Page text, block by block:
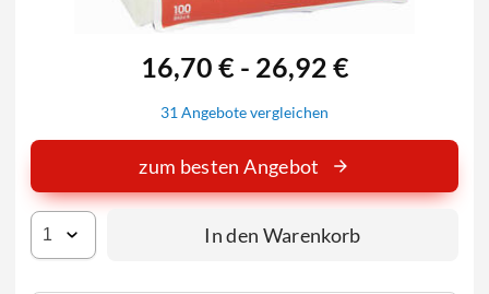
16,70 € - 26,92 €
31 Angebote vergleichen
zum besten Angebot
In den Warenkorb